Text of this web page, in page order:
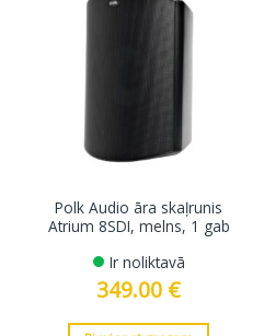
Polk Audio āra skaļrunis
Atrium 8SDI, melns, 1 gab
Ir noliktavā
349.00 €